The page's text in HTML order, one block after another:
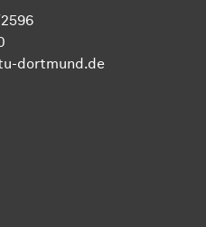
dortmund.de